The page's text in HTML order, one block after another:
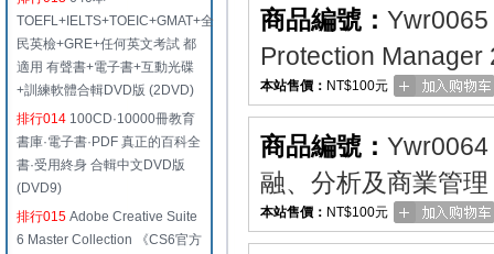
TOEFL+IELTS+TOEIC+GMAT+全
民英檢+GRE+任何英文考試 都
適用 有聲書+電子書+互動光碟
+訓練軟體合輯DVD版 (2DVD)
排行014 100CD·10000冊教育
書庫·電子書·PDF 真正的百科全
書·受用終身 合輯中文DVD版
(DVD9)
排行015 Adobe Creative Suite
6 Master Collection 《CS6官方
商品編號： Ywr0065
Protection Manager
本站售價： NT$100元
商品編號： Ywr0064
融、分析及商業管
本站售價： NT$100元